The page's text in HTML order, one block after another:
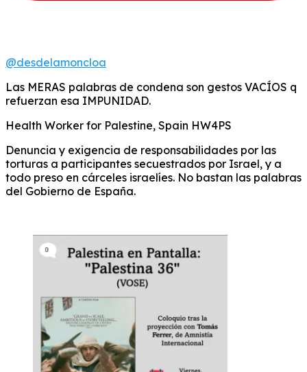
@desdelamoncloa
Las MERAS palabras de condena son gestos VACÍOS q
refuerzan esa IMPUNIDAD.
Health Worker for Palestine, Spain HW4PS
Denuncia y exigencia de responsabilidades por las
torturas a participantes secuestrados por Israel, y a
todo preso en cárceles israelíes. No bastan las palabras
del Gobierno de España.